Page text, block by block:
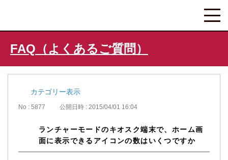
FAQ（よくあるご質問）
カテゴリー表示
No : 5877 公開日時 : 2015/04/01 16:04
ランチャーモードのキオスク端末で、ホーム画
面に表示できるアイコンの数はいくつですか